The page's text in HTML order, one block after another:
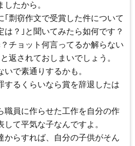
したから。
｢剽窃作文で受賞した件について
は？｣と聞いてみたら如何です？
チョット何言ってるか解らない
返されておしまいでしょう。
いで素通りするかも。
するくらいなら賞を辞退したは
職員に作らせた工作を自分の作
して平気な子なんですよ。
からすれば、自分の子供がそん